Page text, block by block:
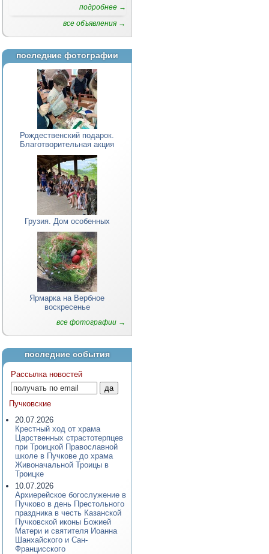
подробнее →
все объявления →
последние фотографии
Рождественский подарок.
Благотворительная акция
Грузия. Дом особенных
Ярмарка на Вербное
воскресенье
все фотографии →
последние события
Рассылка новостей
Пучковские
20.07.2026
Крестный ход от храма
Царственных страстотерпцев
при Троицкой Православной
школе в Пучкове до храма
Живоначальной Троицы в
Троицке
10.07.2026
Архиерейское богослужение в
Пучково в день Престольного
праздника в честь Казанской
Пучковской иконы Божией
Матери и святителя Иоанна
Шанхайского и Сан-
Францисского